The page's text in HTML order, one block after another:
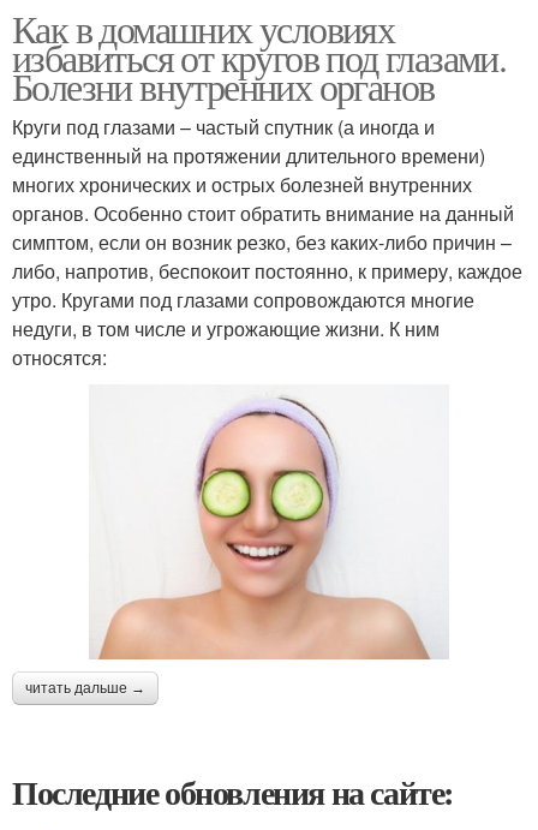
Как в домашних условиях
избавиться от кругов под глазами.
Болезни внутренних органов
Круги под глазами – частый спутник (а иногда и
единственный на протяжении длительного времени)
многих хронических и острых болезней внутренних
органов. Особенно стоит обратить внимание на данный
симптом, если он возник резко, без каких-либо причин –
либо, напротив, беспокоит постоянно, к примеру, каждое
утро. Кругами под глазами сопровождаются многие
недуги, в том числе и угрожающие жизни. К ним
относятся:
читать дальше →
Последние обновления на сайте: